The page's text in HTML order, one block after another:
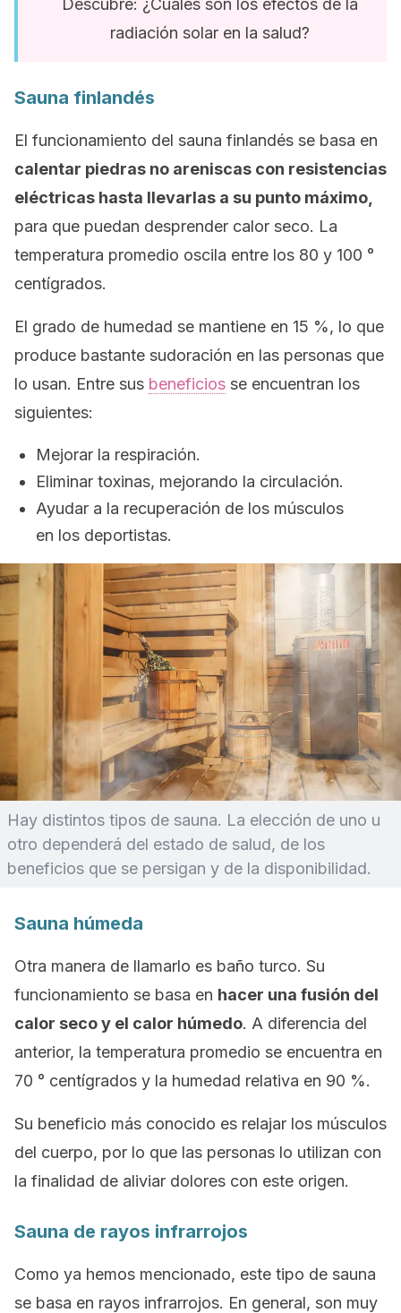
Descubre: ¿Cuáles son los efectos de la
radiación solar en la salud?
Sauna finlandés
El funcionamiento del sauna finlandés se basa en
calentar piedras no areniscas con resistencias
eléctricas hasta llevarlas a su punto máximo,
para que puedan desprender calor seco. La
temperatura promedio oscila entre los 80 y 100 °
centígrados.
El grado de humedad se mantiene en 15 %, lo que
produce bastante sudoración en las personas que
lo usan. Entre sus beneficios se encuentran los
siguientes:
Mejorar la respiración.
Eliminar toxinas, mejorando la circulación.
Ayudar a la recuperación de los músculos
en los deportistas.
Hay distintos tipos de sauna. La elección de uno u
otro dependerá del estado de salud, de los
beneficios que se persigan y de la disponibilidad.
Sauna húmeda
Otra manera de llamarlo es baño turco. Su
funcionamiento se basa en hacer una fusión del
calor seco y el calor húmedo. A diferencia del
anterior, la temperatura promedio se encuentra en
70 ° centígrados y la humedad relativa en 90 %.
Su beneficio más conocido es relajar los músculos
del cuerpo, por lo que las personas lo utilizan con
la finalidad de aliviar dolores con este origen.
Sauna de rayos infrarrojos
Como ya hemos mencionado, este tipo de sauna
se basa en rayos infrarrojos. En general, son muy